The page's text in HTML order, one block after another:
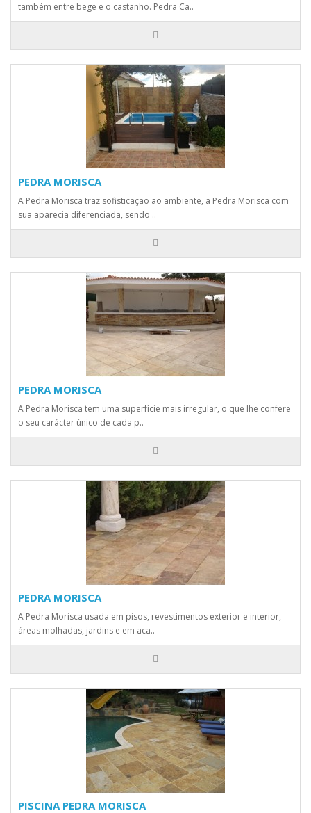
também entre bege e o castanho. Pedra Ca..
PEDRA MORISCA
A Pedra Morisca traz sofisticação ao ambiente, a Pedra Morisca com
sua aparecia diferenciada, sendo ..
PEDRA MORISCA
A Pedra Morisca tem uma superfície mais irregular, o que lhe confere
o seu carácter único de cada p..
PEDRA MORISCA
A Pedra Morisca usada em pisos, revestimentos exterior e interior,
áreas molhadas, jardins e em aca..
PISCINA PEDRA MORISCA